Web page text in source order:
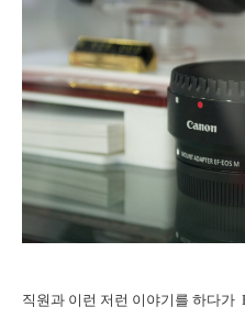
직원과 이런 저런 이야기를 하다가